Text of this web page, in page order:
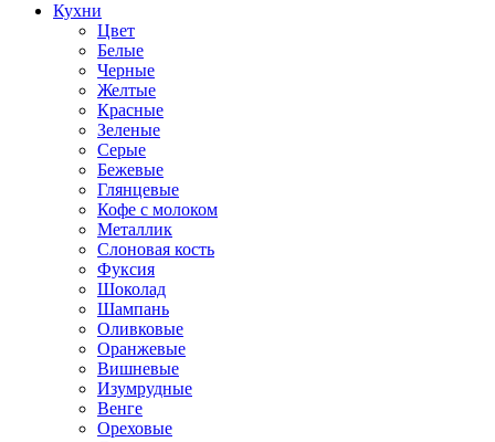
Кухни
Цвет
Белые
Черные
Желтые
Красные
Зеленые
Серые
Бежевые
Глянцевые
Кофе с молоком
Металлик
Слоновая кость
Фуксия
Шоколад
Шампань
Оливковые
Оранжевые
Вишневые
Изумрудные
Венге
Ореховые